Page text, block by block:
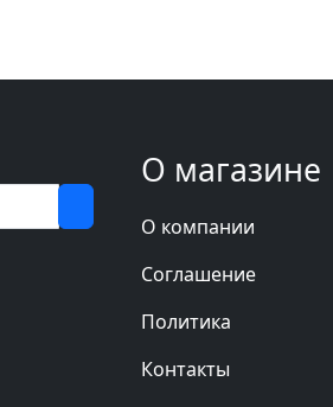
О магазине
О компании
Соглашение
Политика
Контакты